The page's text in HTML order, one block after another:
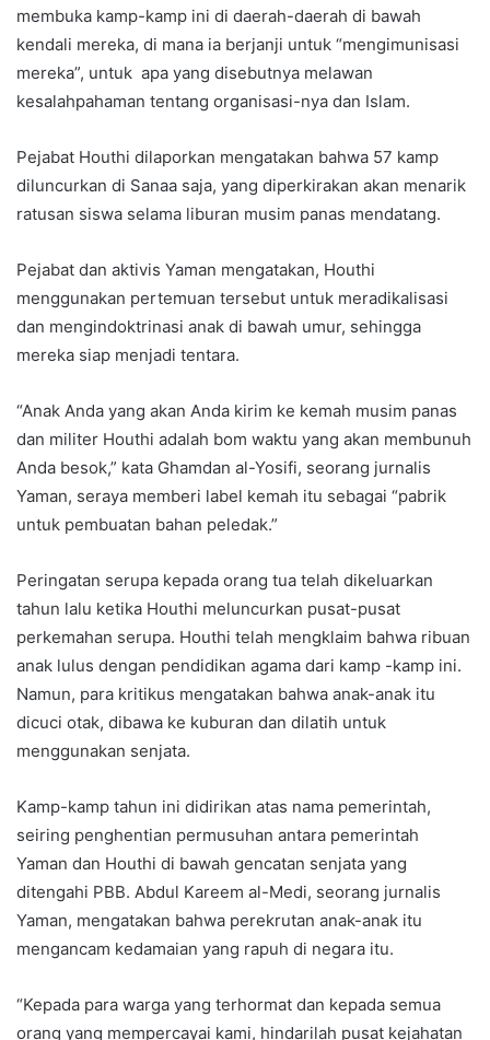
membuka kamp-kamp ini di daerah-daerah di bawah
kendali mereka, di mana ia berjanji untuk “mengimunisasi
mereka”, untuk apa yang disebutnya melawan
kesalahpahaman tentang organisasi-nya dan Islam.
Pejabat Houthi dilaporkan mengatakan bahwa 57 kamp
diluncurkan di Sanaa saja, yang diperkirakan akan menarik
ratusan siswa selama liburan musim panas mendatang.
Pejabat dan aktivis Yaman mengatakan, Houthi
menggunakan pertemuan tersebut untuk meradikalisasi
dan mengindoktrinasi anak di bawah umur, sehingga
mereka siap menjadi tentara.
“Anak Anda yang akan Anda kirim ke kemah musim panas
dan militer Houthi adalah bom waktu yang akan membunuh
Anda besok,” kata Ghamdan al-Yosifi, seorang jurnalis
Yaman, seraya memberi label kemah itu sebagai “pabrik
untuk pembuatan bahan peledak.”
Peringatan serupa kepada orang tua telah dikeluarkan
tahun lalu ketika Houthi meluncurkan pusat-pusat
perkemahan serupa. Houthi telah mengklaim bahwa ribuan
anak lulus dengan pendidikan agama dari kamp -kamp ini.
Namun, para kritikus mengatakan bahwa anak-anak itu
dicuci otak, dibawa ke kuburan dan dilatih untuk
menggunakan senjata.
Kamp-kamp tahun ini didirikan atas nama pemerintah,
seiring penghentian permusuhan antara pemerintah
Yaman dan Houthi di bawah gencatan senjata yang
ditengahi PBB. Abdul Kareem al-Medi, seorang jurnalis
Yaman, mengatakan bahwa perekrutan anak-anak itu
mengancam kedamaian yang rapuh di negara itu.
“Kepada para warga yang terhormat dan kepada semua
orang yang mempercayai kami, hindarilah pusat kejahatan